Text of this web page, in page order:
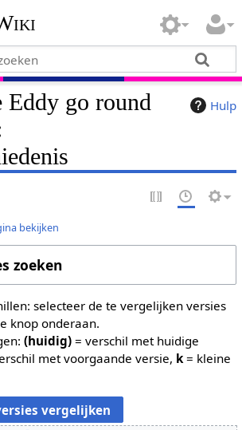
Hulp
go round
bekijken
zoeken
selecteer de te vergelijken versies
knop onderaan.
(huidig)= verschil met huidige
met voorgaande versie, k= kleine